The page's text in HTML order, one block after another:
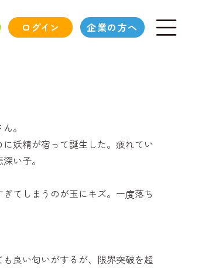
ログイン 企業の方へ
。
妖精が宿って誕生した。疲れてい
い子。
てしまうのが玉にキズ。一度落ち
良い匂いがするが、限界突破を超